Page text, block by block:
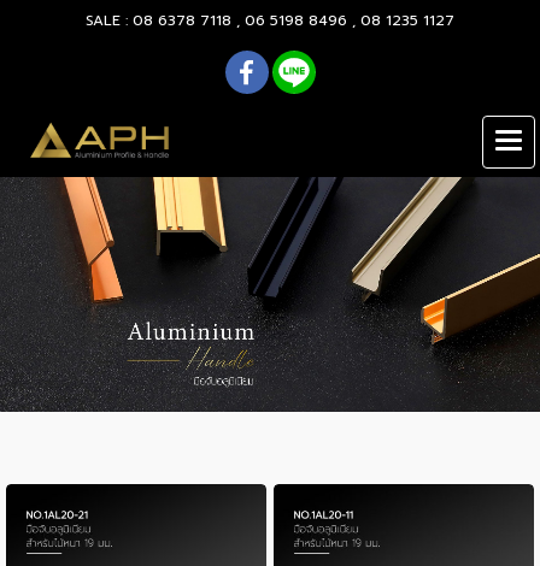
SALE : 08 6378 7118 , 06 5198 8496 , 08 1235 1127